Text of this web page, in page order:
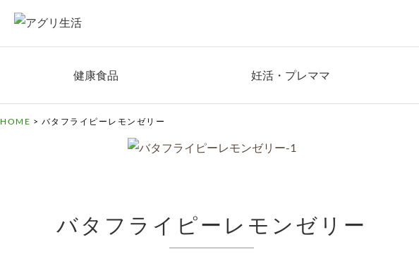
健康食品 妊活・プレママ
HOME > バタフライピーレモンゼリー
バタフライピーレモンゼリー